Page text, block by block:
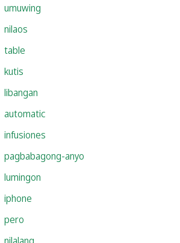
umuwing
nilaos
table
kutis
libangan
automatic
infusiones
pagbabagong-anyo
lumingon
iphone
pero